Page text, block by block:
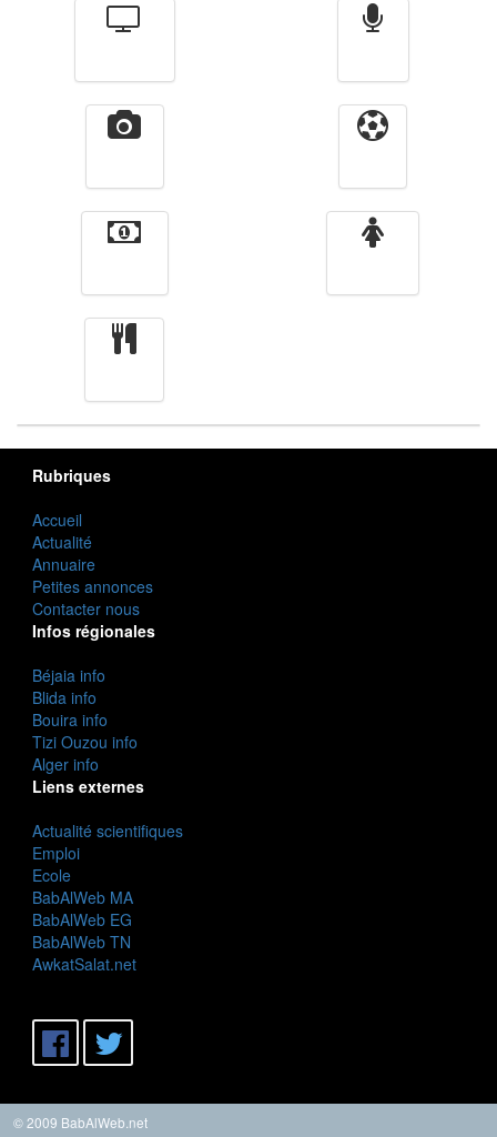
Rubriques
Accueil
Actualité
Annuaire
Petites annonces
Contacter nous
Infos régionales
Béjaia info
Blida info
Bouira info
Tizi Ouzou info
Alger info
Liens externes
Actualité scientifiques
Emploi
Ecole
BabAlWeb MA
BabAlWeb EG
BabAlWeb TN
AwkatSalat.net
© 2009 BabAlWeb.net